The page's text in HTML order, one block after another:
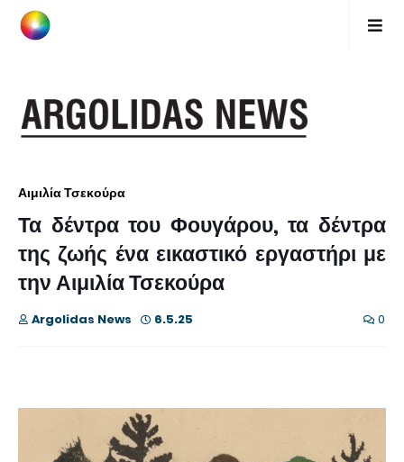
Αιμιλία Τσεκούρα
Τα δέντρα του Φουγάρου, τα δέντρα
της ζωής ένα εικαστικό εργαστήρι με
την Αιμιλία Τσεκούρα
Argolidas News 6.5.25 0